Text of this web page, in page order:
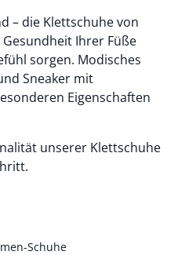
– die Klettschuhe von
Ihrer Füße
sorgen. Modisches
Sneaker mit
Eigenschaften
unserer Klettschuhe
Schuhe